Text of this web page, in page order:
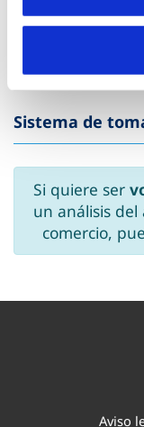
Objetivos de la
Sistema de
Si quiere ser
un análisis
comercio,
Aviso